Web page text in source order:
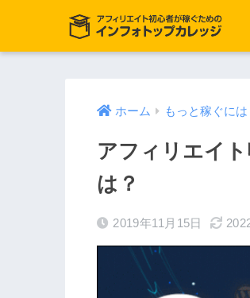
ホーム もっと稼ぐには
アフィリエイ
は？
2019年11月15日